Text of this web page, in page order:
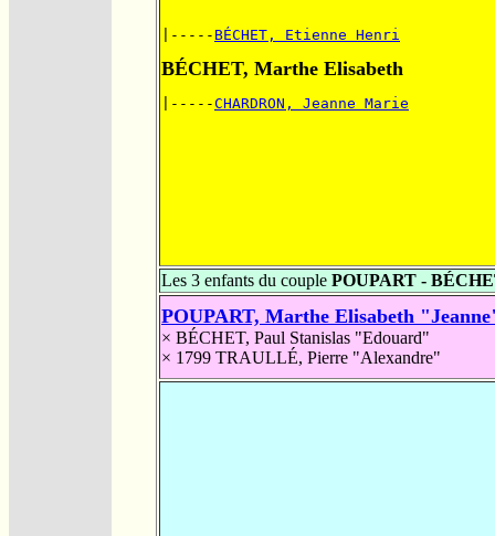
|----- BÉCHET, Etienne Henri
BÉCHET, Marthe Elisabeth
|-----CHARDRON, Jeanne Marie
Les 3 enfants du couple POUPART -
POUPART, Marthe Elisabeth
× BÉCHET, Paul Stanislas "Edouard"
× 1799 TRAULLÉ, Pierre "Alexandre"